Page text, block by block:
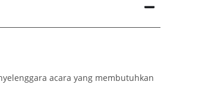
acara yang membutuhkan